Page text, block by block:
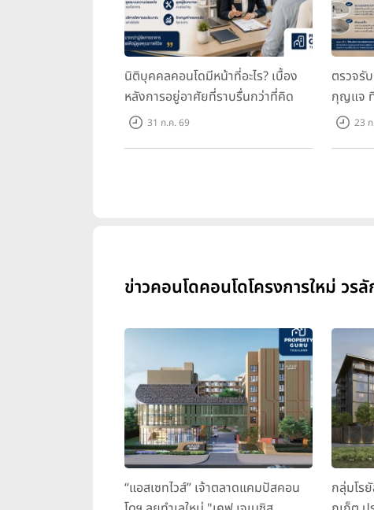
นิติบุคคลคอนโดมีหน้าที่อะไร? เบื้อง
หลังการอยู่อาศัยที่ราบรื่นกว่าที่คิด
31 ก.ค. 69
ตรวจรั
กุญแจ
23
ข่าวคอนโดคอนโดโครงการใหม่ ว
“แอสเซทไวส์” เจ้าตลาดแคมปัสคอน
กลุ่มโร